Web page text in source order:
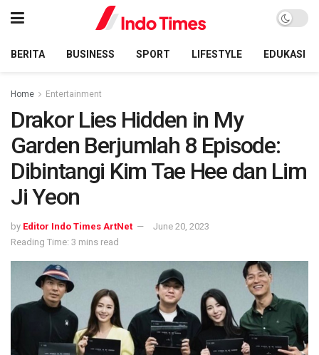
BERITA BUSINESS SPORT LIFESTYLE EDUKASI
Home Entertainment
Drakor Lies Hidden in My
Garden Berjumlah 8 Episode:
Dibintangi Kim Tae Hee dan Lim
Ji Yeon
by Editor Indo Times ArtNet
June 20, 2023
Reading Time: 3 mins read